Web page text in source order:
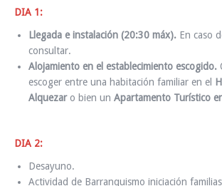
DIA 1:
Llegada e instalación (20:30 máx). En caso
consultar.
Alojamiento en el establecimiento escogido.
escoger entre una habitación familiar en el
Alquezaro bien un Apartamento Turístico
DIA 2:
Desayuno.
Actividad de Barranquismo iniciación familias